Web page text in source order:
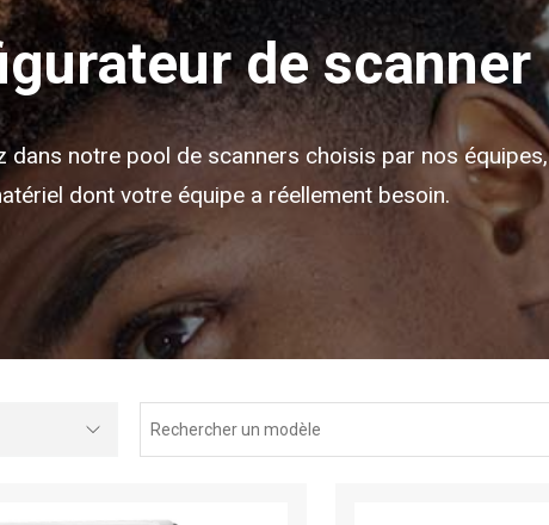
de scanner
dans notre pool de scanners choisis par nos équipes,
dont votre équipe a réellement besoin.